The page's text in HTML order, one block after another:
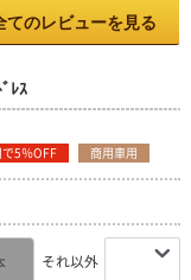
てのレビューを見る
ﾚｽ
5％OFF 商用車用
それ以外